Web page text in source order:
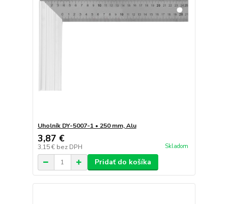
Uholník DY-5007-1 • 250 mm, Alu
3,87 €
3,15 € bez DPH Skladom
Pridať do košíka